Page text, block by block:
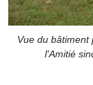
Vue du bâtiment
l'Amitié